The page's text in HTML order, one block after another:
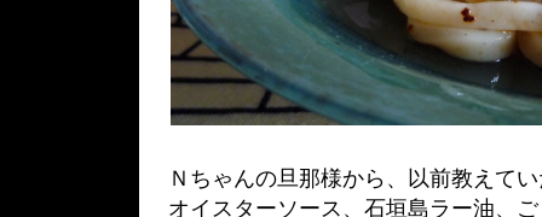
Ｎちゃんの旦那様から、以前教えて
オイスターソース、石垣島ラー油、